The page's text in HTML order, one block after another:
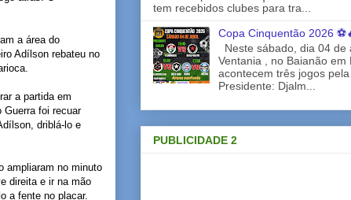
a área do
Adílson rebateu no
a partida em
Guerra foi recuar
driblá-lo e
ampliaram no minuto
direita e ir na mão
a fente no placar.
tem recebidos clubes para tra...
Copa Cinquentão 2026
Neste sábado, dia 04 de
Ventania , no Baianão em
acontecem três jogos
Presidente: Djalm...
PUBLICIDADE 2